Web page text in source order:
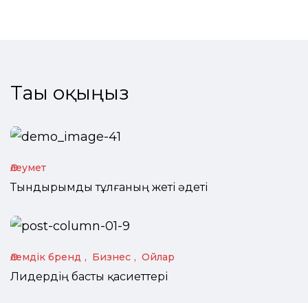
Тағы оқыңыз
Әлеумет
Тындырымды тұлғаның жеті әдеті
Әлемдік бренд Бизнес Ойлар
Лидердің басты қасиеттері